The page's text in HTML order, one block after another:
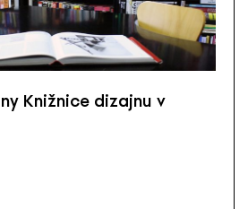
Knižnice dizajnu v